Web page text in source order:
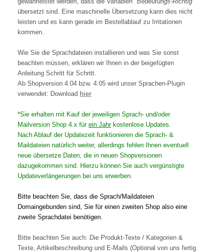
übersetzt sind. Eine maschinelle Übersetzung kann dies nicht
leisten und es kann gerade im Bestellablauf zu Irritationen
kommen.
Wie Sie die Sprachdateien installieren und was Sie sonst
beachten müssen, erklären wir Ihnen in der beigefügten
Anleitung Schritt für Schritt.
Ab Shopversion 4.04 bzw. 4.05 wird unser Sprachen-Plugin
verwendet: Download hier
*Sie erhalten mit Kauf der jeweiligen Sprach- und/oder
Mailversion Shop 4.x für ein Jahrkostenlose Updates.
Nach Ablauf der Updatezeit funktionieren die Sprach- &
Maildateien natürlich weiter, allerdings fehlen Ihnen eventuell
neue übersetze Daten, die in neuen Shopversionen
dazugekommen sind. Hierzu können Sie auch vergünstigte
Updateverlängerungen bei uns erwerben.
Bitte beachten Sie, dass die Sprach/Maildateien
Domaingebunden sind, Sie für einen zweiten Shop also eine
zweite Sprachdatei benötigen.
Bitte beachten Sie auch: Die Produkt-Texte / Kategorien &
Texte, Artikelbeschreibung und E-Mails (Optional von uns fertig